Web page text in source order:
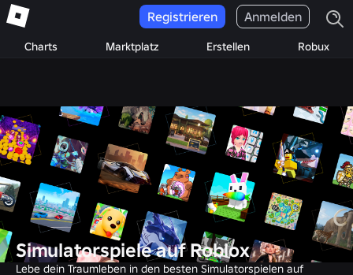
Charts Marktplatz Erstellen Robux
Registrieren Anmelden
Simulatorspiele auf Roblox
Lebe dein Traumleben in den besten Simulatorspielen auf